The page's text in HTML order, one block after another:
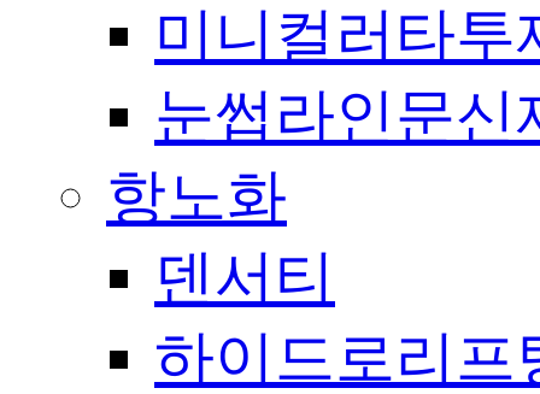
미니컬러타투
눈썹라인문신
항노화
덴서티
하이드로리프